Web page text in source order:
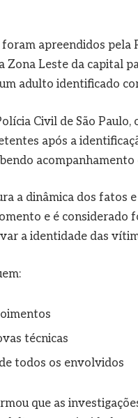
apreendidos
Zona Leste da capital
adulto identificado
Civil de São
após a
acompanhamento
a dinâmica dos fatos
e é considerado
a identidade das
técnicas
todos os envolvidos
que as